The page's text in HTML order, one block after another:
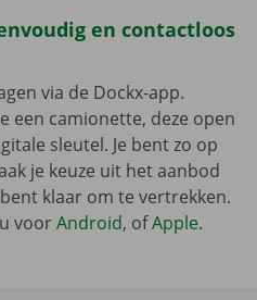
en contactloos
via de Dockx-app.
een camionette, deze open
sleutel. Je bent zo op
je keuze uit het aanbod
klaar om te vertrekken.
voorAndroid, ofApple.